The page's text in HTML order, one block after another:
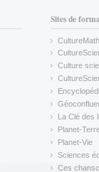
Sites de
CultureMath
(link is
(link is
Culture
(link is
(link is
(link is
La Clé des
(link is
Planet-
(link is
Planet-Vie
(link is
Sciences
(link is
Ces